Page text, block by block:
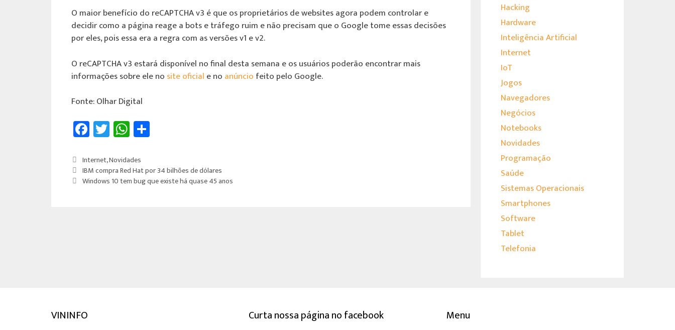
O maior benefício do reCAPTCHA v3 é que os proprietários de websites agora podem controlar e
decidir como a página reage a bots e tráfego ruim e não precisam que o Google tome essas decisões
por eles, pois essa era a regra com as versões v1 e v2.
O reCAPTCHA v3 estará disponível no final desta semana e os usuários poderão encontrar mais
informações sobre ele no site oficial e no anúncio feito pelo Google.
Fonte: Olhar Digital
Fa
ce
b
o
T
wi
tt
er
W
h
at
sA
Internet,Novidades
IBM compra Red Hat por 34 bilhões de dólares
Windows 10 tem bug que existe há quase 45 anos
Hacking
Hardware
Inteligência Artificial
Internet
IoT
Jogos
Navegadores
Negócios
Notebooks
Novidades
Programação
Saúde
Sistemas Operacionais
Smartphones
Software
Tablet
Telefonia
VININFO Curta nossa página no facebook Menu